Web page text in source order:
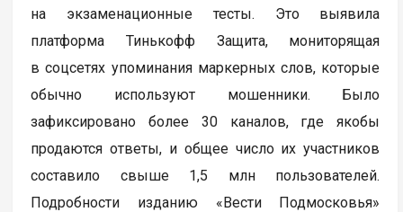
на экзаменационные тесты. Это выявила
платформа Тинькофф Защита, мониторящая
в соцсетях упоминания маркерных слов, которые
обычно используют мошенники. Было
зафиксировано более 30 каналов, где якобы
продаются ответы, и общее число их участников
составило свыше 1,5 млн пользователей.
Подробности изданию «Вести Подмосковья»